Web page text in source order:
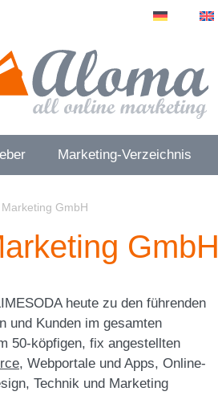
Marketing-Verzeichnis
GmbH
GmbH
heute zu den führenden
und Kunden im gesamten
50-köpfigen, fix angestellten
, Webportale und Apps, Online-
Technik und Marketing